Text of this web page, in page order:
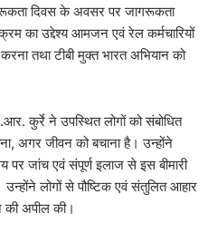
दिवस के अवसर पर जागरूकता
का उद्देश्य आमजन एवं रेल कर्मचारियों
तथा टीबी मुक्त भारत अभियान को
कुर्रे ने उपस्थित लोगों को संबोधित
अगर जीवन को बचाना है। उन्होंने
पर जांच एवं संपूर्ण इलाज से इस बीमारी
लोगों से पौष्टिक एवं संतुलित आहार
की अपील की।